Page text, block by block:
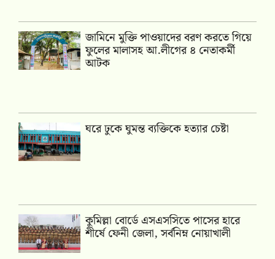
জামিনে মুক্তি পাওয়াদের বরণ করতে গিয়ে
ফুলের মালাসহ আ.লীগের ৪ নেতাকর্মী
আটক
ঘরে ঢুকে ঘুমন্ত ব্যক্তিকে হত্যার চেষ্টা
কুমিল্লা বোর্ডে এসএসসিতে পাসের হারে
শীর্ষে ফেনী জেলা, সর্বনিম্ন নোয়াখালী